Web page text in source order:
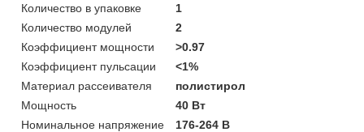
Количество в упаковке
1
Количество модулей
2
Коэффициент мощности
>0.97
Коэффициент пульсации
<1%
Материал рассеивателя
полистирол
Мощность
40 Вт
Номинальное напряжение
176-264 В